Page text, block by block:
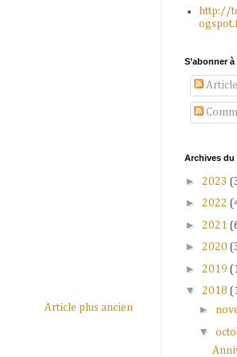
Article plus ancien
http://
S’abonner
Archives du
► 2023
► 2022
► 2021
► 2020
► 2019
▼ 2018
►
▼